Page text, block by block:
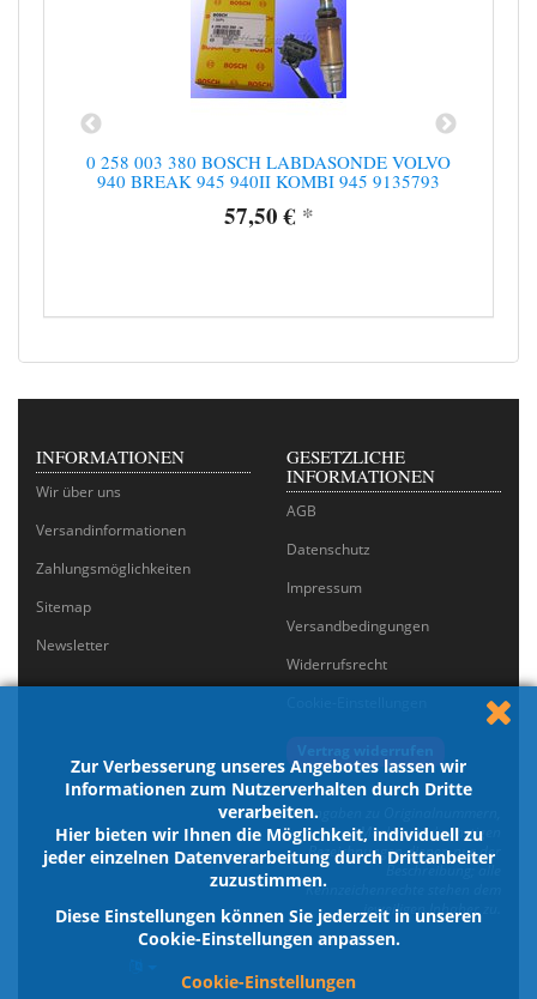
Zur Verbesserung unseres Angebotes lassen wir
Informationen zum Nutzerverhalten durch Dritte
verarbeiten.
Hier bieten wir Ihnen die Möglichkeit, individuell zu
jeder einzelnen Datenverarbeitung durch Drittanbeiter
zuzustimmen.
Diese Einstellungen können Sie jederzeit in unseren
Cookie-Einstellungen anpassen.
Cookie-Einstellungen
0 258 003 380 BOSCH LABDASONDE VOLVO
940 BREAK 945 940II KOMBI 945 9135793
57,50 € *
INFORMATIONEN
Wir über uns
Versandinformationen
Zahlungsmöglichkeiten
Sitemap
Newsletter
GESETZLICHE
INFORMATIONEN
AGB
Datenschutz
Impressum
Versandbedingungen
Widerrufsrecht
Angaben zu Originalnummern,
Marken und sonstigen
Bezeichnungen dienen nur der
Beschreibung; alle
Kennzeichenrechte stehen dem
jeweiligen Inhaber zu.